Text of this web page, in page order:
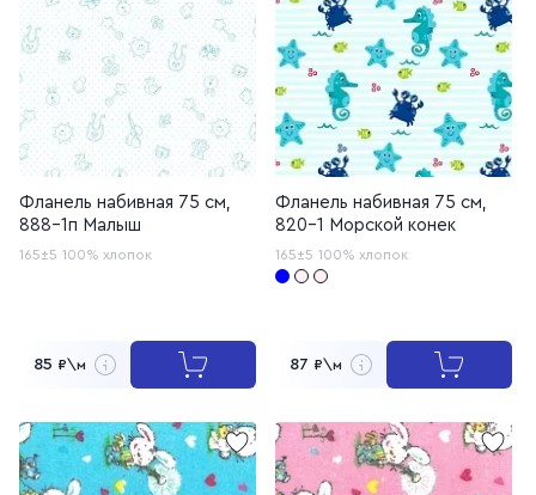
Фланель набивная 75 см,
888-1п Малыш
165±5 100% хлопок
85 ₽\м
Фланель набивная 75 см,
820-1 Морской конек
165±5 100% хлопок
87 ₽\м